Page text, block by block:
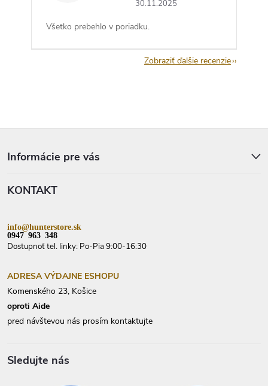
30.11.2025
Všetko prebehlo v poriadku.
Zobraziť ďalšie recenzie
Informácie pre vás
KONTAKT
info@hunterstore.sk
0947 963 348
Dostupnoť tel. linky: Po-Pia 9:00-16:30
ADRESA VÝDAJNE ESHOPU
Komenského 23, Košice
oproti Aide
pred návštevou nás prosím kontaktujte
Sledujte nás